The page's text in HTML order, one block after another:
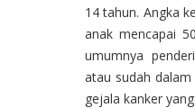
14 tahun. Angka
anak mencapai
umumnya
atau sudah
gejala kanker